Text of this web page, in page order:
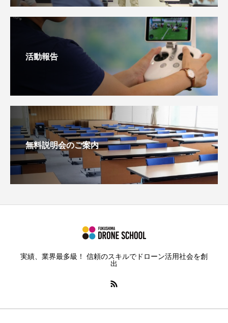
活動報告
無料説明会のご案内
実績、業界最多級！ 信頼のスキルでドローン活用社会を創
出